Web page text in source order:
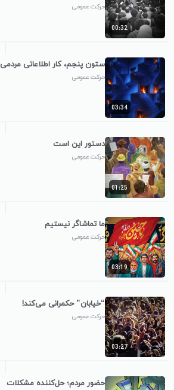
00:32
حرکت عمومی
03:34
ستون پنجم، کار اطلاعاتی مردمی
حرکت عمومی
01:25
دستور این است
حرکت عمومی
03:19
ما تماشاگر نیستیم
حرکت عمومی
03:27
“خیابان” حکمرانی می‌کند!
حرکت عمومی
حضور مردم؛ حل‌کننده مشکلات